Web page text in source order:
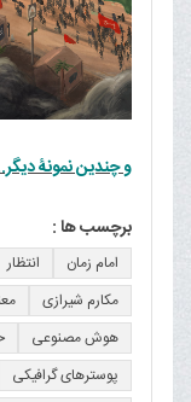
و چندین نمونۀ
برچسب ها :
امام زمان انتظار
مکارم شیرازی
هوش مصنوعی
پوسترهای گرافیکی